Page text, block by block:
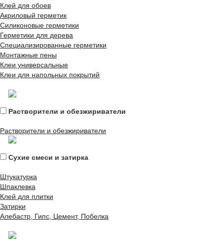
Клей для обоев
Акриловый герметик
Силиконовые герметики
Герметики для дерева
Специализированные герметики
Монтажные пены
Клеи универсальные
Клеи для напольных покрытий
Растворители и обезжириватели
Растворители и обезжириватели
Сухие смеси и затирка
Штукатурка
Шпаклевка
Клей для плитки
Затирки
Алебастр, Гипс, Цемент, Побелка